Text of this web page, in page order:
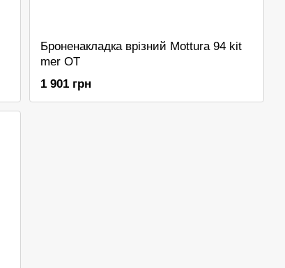
Броненакладка врізний Mottura 94 kit
mer OT
1 901 грн